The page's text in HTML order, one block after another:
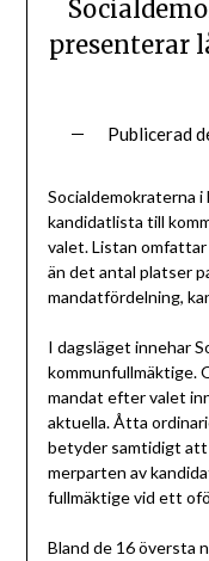
presenterar
Publicerad
Socialdemokraterna
kandidatlista till
valet. Listan
än det antal platser
mandatfördelning,
I dagsläget innehar
kommunfullmäktige.
mandat efter valet
aktuella. Åtta
betyder samtidigt att
merparten av
fullmäktige vid ett
Bland de 16 översta